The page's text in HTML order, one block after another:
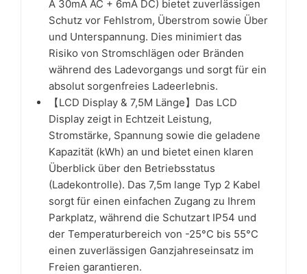
A 30mA AC + 6mA DC) bietet zuverlässigen
Schutz vor Fehlstrom, Überstrom sowie Über
und Unterspannung. Dies minimiert das
Risiko von Stromschlägen oder Bränden
während des Ladevorgangs und sorgt für ein
absolut sorgenfreies Ladeerlebnis.
【LCD Display & 7,5M Länge】Das LCD
Display zeigt in Echtzeit Leistung,
Stromstärke, Spannung sowie die geladene
Kapazität (kWh) an und bietet einen klaren
Überblick über den Betriebsstatus
(Ladekontrolle). Das 7,5m lange Typ 2 Kabel
sorgt für einen einfachen Zugang zu Ihrem
Parkplatz, während die Schutzart IP54 und
der Temperaturbereich von -25°C bis 55°C
einen zuverlässigen Ganzjahreseinsatz im
Freien garantieren.